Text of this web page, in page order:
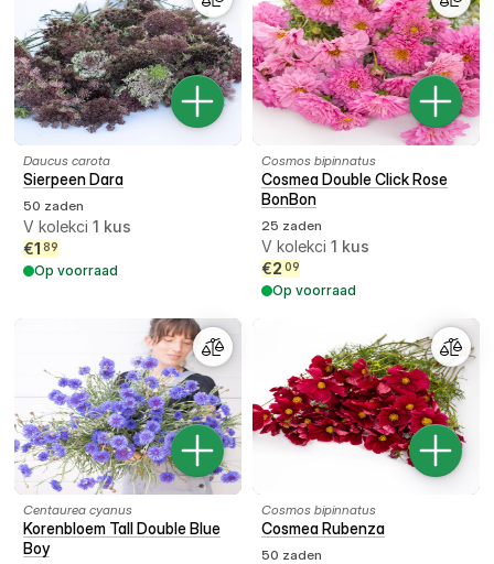
Daucus carota
Sierpeen Dara
50 zaden
V kolekci 1 kus
€1 89
Op voorraad
Cosmos bipinnatus
Cosmea Double Click Rose
BonBon
25 zaden
V kolekci 1 kus
€2 09
Op voorraad
Centaurea cyanus
Korenbloem Tall Double Blue
Boy
Cosmos bipinnatus
Cosmea Rubenza
50 zaden